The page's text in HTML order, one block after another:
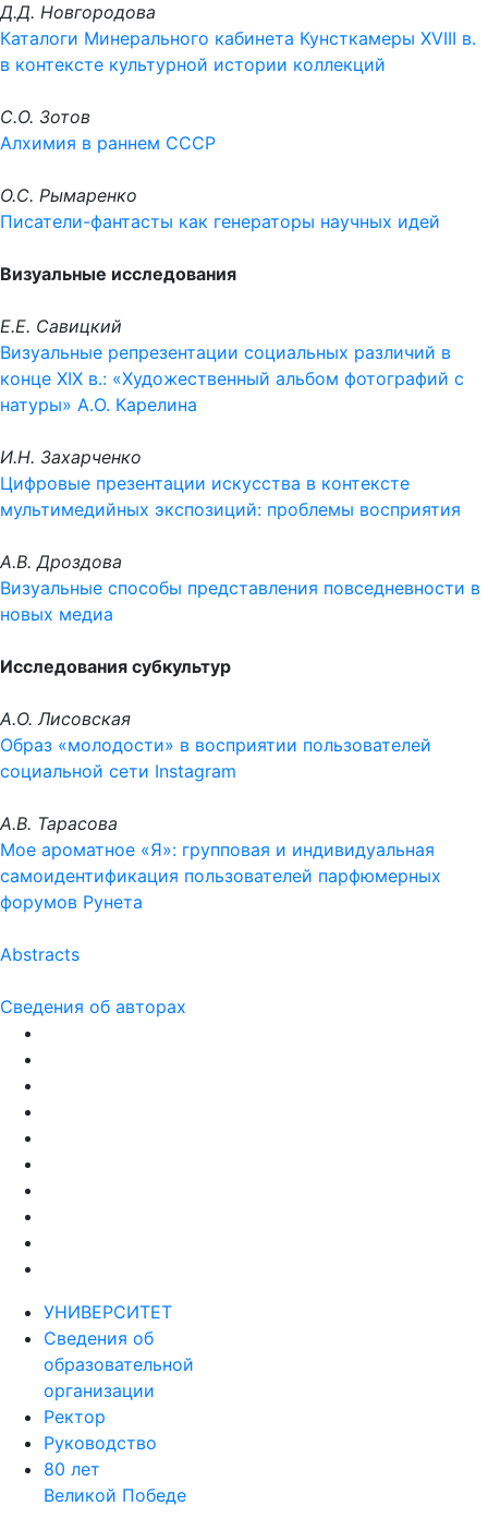
Д.Д. Новгородова
Каталоги Минерального кабинета Кунсткамеры XVIII в.
в контексте культурной истории коллекций
С.О. Зотов
Алхимия в раннем СССР
О.С. Рымаренко
Писатели-фантасты как генераторы научных идей
Визуальные исследования
Е.Е. Савицкий
Визуальные репрезентации социальных различий в
конце XIX в.: «Художественный альбом фотографий с
натуры» А.О. Карелина
И.Н. Захарченко
Цифровые презентации искусства в контексте
мультимедийных экспозиций: проблемы восприятия
А.В. Дроздова
Визуальные способы представления повседневности в
новых медиа
Исследования субкультур
А.О. Лисовская
Образ «молодости» в восприятии пользователей
социальной сети Instagram
А.В. Тарасова
Мое ароматное «Я»: групповая и индивидуальная
самоидентификация пользователей парфюмерных
форумов Рунета
Abstracts
Сведения об авторах
УНИВЕРСИТЕТ
Сведения об
образовательной
организации
Ректор
Руководство
80 лет
Великой Победе